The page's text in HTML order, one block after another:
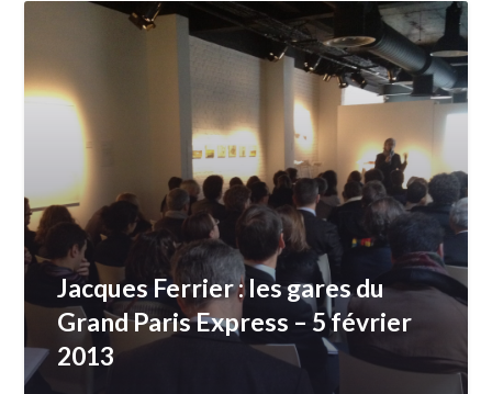
Jacques Ferrier : les gares du
Grand Paris Express – 5 février
2013